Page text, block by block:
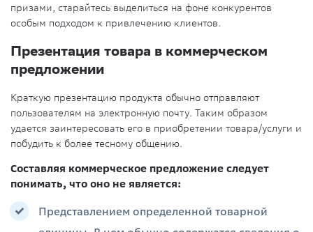
призами, старайтесь выделиться на фоне конкурентов
особым подходом к привлечению клиентов.
Презентация товара в коммерческом
предложении
Краткую презентацию продукта обычно отправляют
пользователям на электронную почту. Таким образом
удается заинтересовать его в приобретении товара/услуги и
побудить к более тесному общению.
Составляя коммерческое предложение следует
понимать, что оно не является:
Представлением определенной товарной